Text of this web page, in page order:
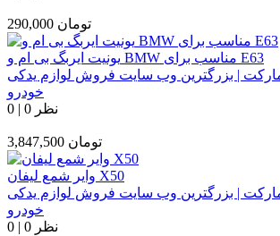
290,000 تومان
یونیت ایربگ بی ام و BMW مناسب برای E63
| بزرگترین وب سایت فروش لوازم یدکی
خودرو
0 | 0 نظر
3,847,500 تومان
وایر شمع لیفان X50
| بزرگترین وب سایت فروش لوازم یدکی
خودرو
0 | 0 نظر